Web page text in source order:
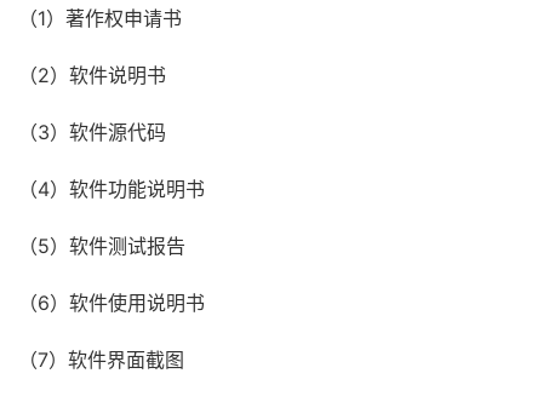
（1）著作权申请书
（2）软件说明书
（3）软件源代码
（4）软件功能说明书
（5）软件测试报告
（6）软件使用说明书
（7）软件界面截图